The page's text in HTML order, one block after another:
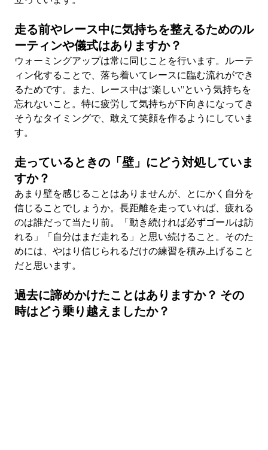
走る前やレース中に気持ちを整えるためのル
ーティンや儀式はありますか？
ウォーミングアップは常に同じことを行います。ルーテ
ィン化することで、落ち着いてレースに臨む流れができ
るためです。また、レース中は“楽しい”という気持ちを
忘れないこと。特に疲労して気持ちが下向きになってき
そうなタイミングで、敢えて笑顔を作るようにしていま
す。
走っているときの「壁」にどう対処していま
すか？
あまり壁を感じることはありませんが、とにかく自分を
信じることでしょうか。長距離を走っていれば、疲れる
のは誰だって当たり前。「動き続ければ必ずゴールは訪
れる」「自分はまだ走れる」と思い続けること。そのた
めには、やはり信じられるだけの練習を積み上げること
だと思います。
過去に諦めかけたことはありますか？ その
時はどう乗り越えましたか？